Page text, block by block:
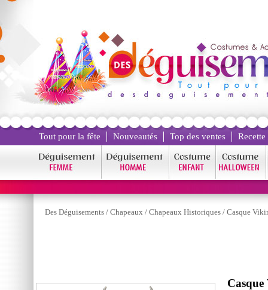
Tout pour la fête Nouveautés Top des ventes
Des Déguisements / Chapeaux / Chapeaux Historiques / Casque